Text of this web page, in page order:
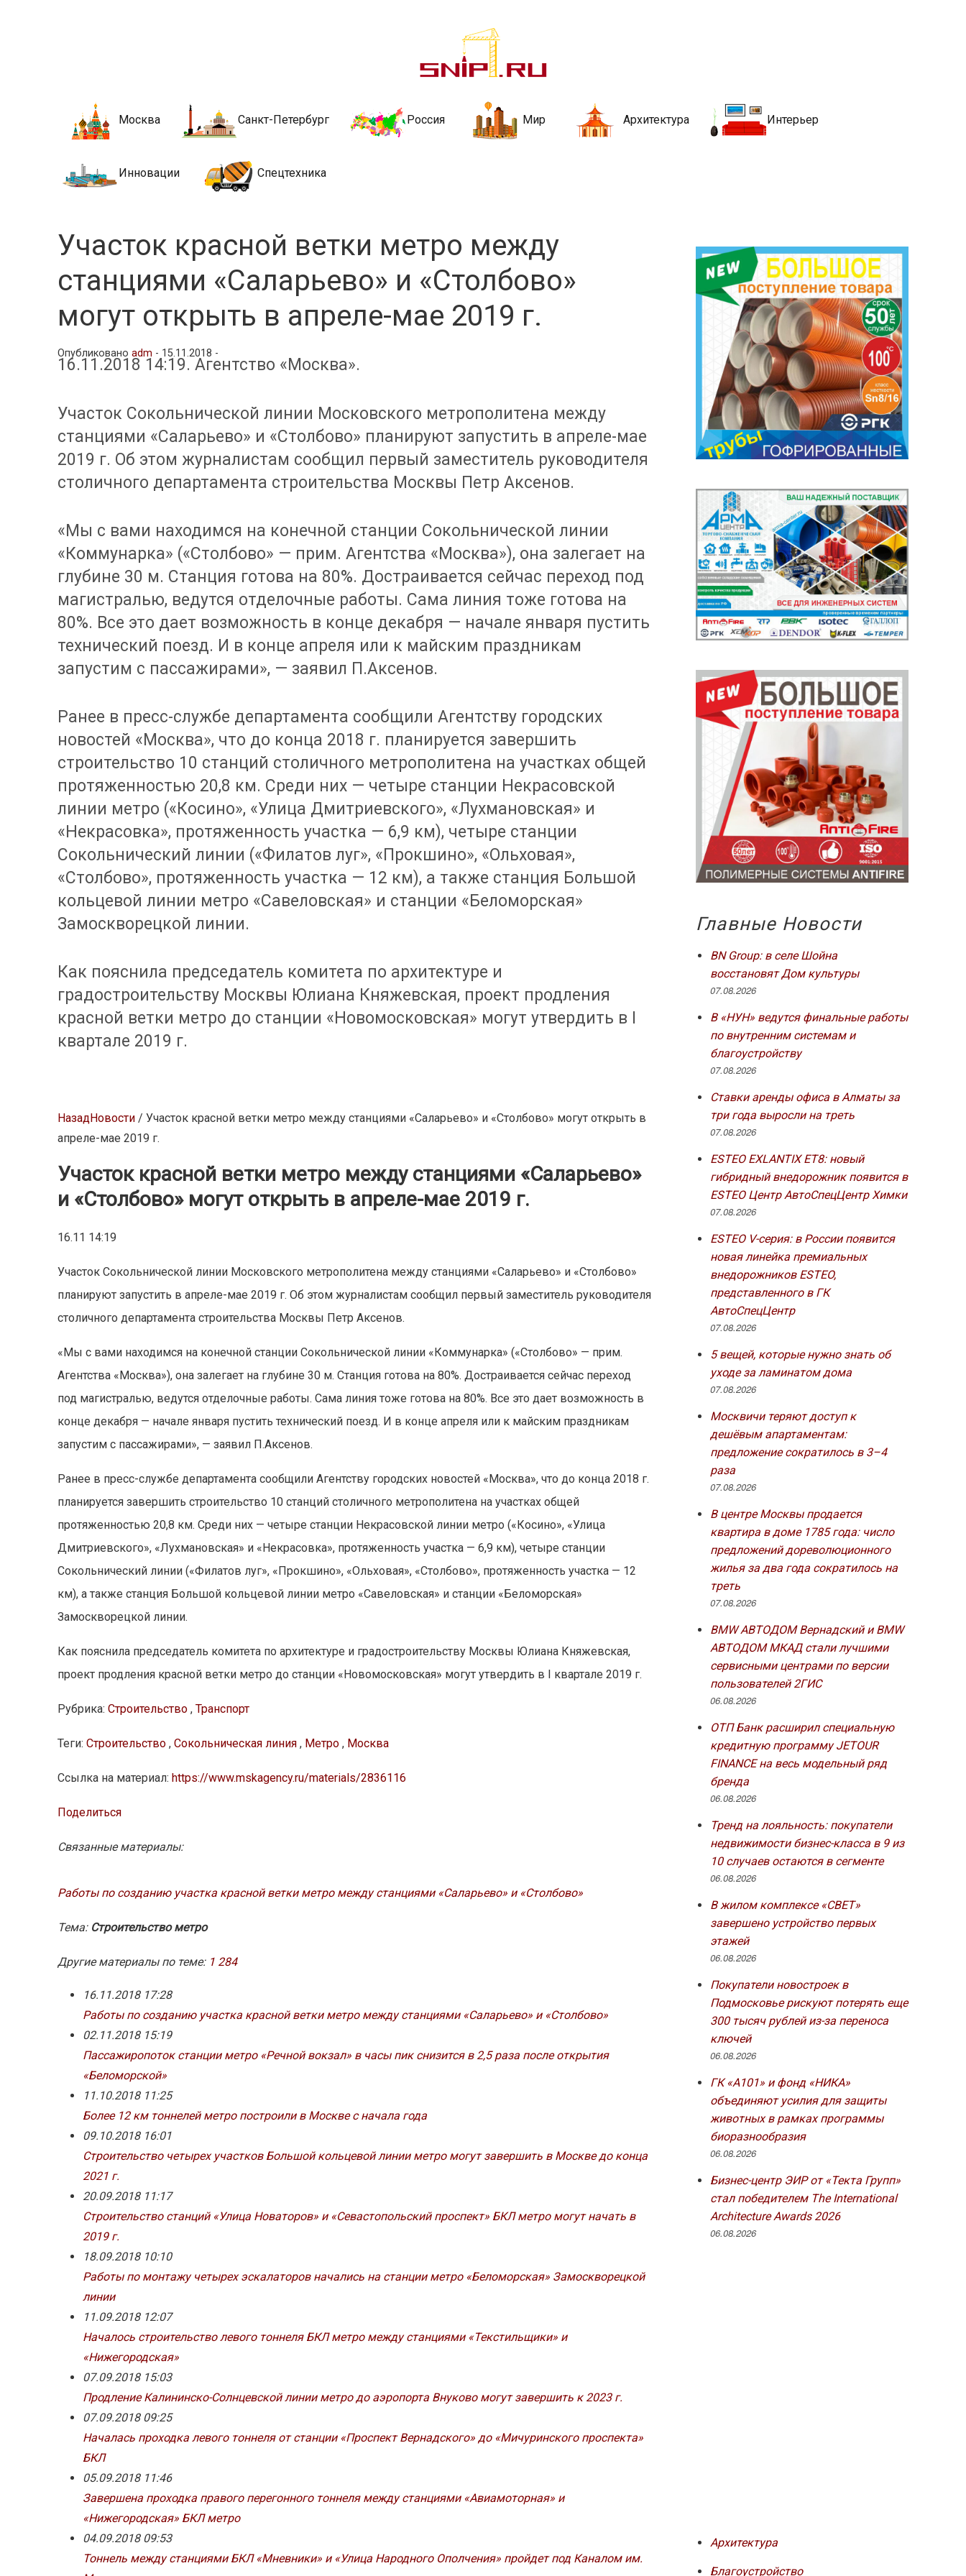
Новости строительства и недвижимости
стройкой рубрики
Москва Санкт-Петербург Россия Мир Архитектура Интерьер
Инновации Спецтехника
Участок красной ветки метро между
станциями «Саларьево» и «Столбово»
могут открыть в апреле-мае 2019 г.
Опубликованоadm - 15.11.2018 -
16.11.2018 14:19. Агентство «Москва».
Участок Сокольнической линии Московского метрополитена между
станциями «Саларьево» и «Столбово» планируют запустить в апреле-мае
2019 г. Об этом журналистам сообщил первый заместитель руководителя
столичного департамента строительства Москвы Петр Аксенов.
«Мы с вами находимся на конечной станции Сокольнической линии
«Коммунарка» («Столбово» — прим. Агентства «Москва»), она залегает на
глубине 30 м. Станция готова на 80%. Достраивается сейчас переход под
магистралью, ведутся отделочные работы. Сама линия тоже готова на
80%. Все это дает возможность в конце декабря — начале января пустить
технический поезд. И в конце апреля или к майским праздникам
запустим с пассажирами», — заявил П.Аксенов.
Ранее в пресс-службе департамента сообщили Агентству городских
новостей «Москва», что до конца 2018 г. планируется завершить
строительство 10 станций столичного метрополитена на участках общей
протяженностью 20,8 км. Среди них — четыре станции Некрасовской
линии метро («Косино», «Улица Дмитриевского», «Лухмановская» и
«Некрасовка», протяженность участка — 6,9 км), четыре станции
Сокольнический линии («Филатов луг», «Прокшино», «Ольховая»,
«Столбово», протяженность участка — 12 км), а также станция Большой
кольцевой линии метро «Савеловская» и станции «Беломорская»
Замоскворецкой линии.
Как пояснила председатель комитета по архитектуре и
градостроительству Москвы Юлиана Княжевская, проект продления
красной ветки метро до станции «Новомосковская» могут утвердить в I
квартале 2019 г.
НазадНовости / Участок красной ветки метро между станциями «Саларьево» и «Столбово» могут открыть в
апреле-мае 2019 г.
Участок красной ветки метро между станциями «Саларьево»
и «Столбово» могут открыть в апреле-мае 2019 г.
16.11 14:19
Участок Сокольнической линии Московского метрополитена между станциями «Саларьево» и «Столбово»
планируют запустить в апреле-мае 2019 г. Об этом журналистам сообщил первый заместитель руководителя
столичного департамента строительства Москвы Петр Аксенов.
«Мы с вами находимся на конечной станции Сокольнической линии «Коммунарка» («Столбово» — прим.
Агентства «Москва»), она залегает на глубине 30 м. Станция готова на 80%. Достраивается сейчас переход
под магистралью, ведутся отделочные работы. Сама линия тоже готова на 80%. Все это дает возможность в
конце декабря — начале января пустить технический поезд. И в конце апреля или к майским праздникам
запустим с пассажирами», — заявил П.Аксенов.
Ранее в пресс-службе департамента сообщили Агентству городских новостей «Москва», что до конца 2018 г.
планируется завершить строительство 10 станций столичного метрополитена на участках общей
протяженностью 20,8 км. Среди них — четыре станции Некрасовской линии метро («Косино», «Улица
Дмитриевского», «Лухмановская» и «Некрасовка», протяженность участка — 6,9 км), четыре станции
Сокольнический линии («Филатов луг», «Прокшино», «Ольховая», «Столбово», протяженность участка — 12
км), а также станция Большой кольцевой линии метро «Савеловская» и станции «Беломорская»
Замоскворецкой линии.
Как пояснила председатель комитета по архитектуре и градостроительству Москвы Юлиана Княжевская,
проект продления красной ветки метро до станции «Новомосковская» могут утвердить в I квартале 2019 г.
Рубрика:Строительство ,Транспорт
Теги:Строительство ,Сокольническая линия , Метро , Москва
Ссылка на материал:https://www.mskagency.ru/materials/2836116
Поделиться
Связанные материалы:
Работы по созданию участка красной ветки метро между станциями «Саларьево» и «Столбово»
Тема: Строительство метро
Другие материалы по теме: 1 284
16.11.2018 17:28
Работы по созданию участка красной ветки метро между станциями «Саларьево» и «Столбово»
02.11.2018 15:19
Пассажиропоток станции метро «Речной вокзал» в часы пик снизится в 2,5 раза после открытия
«Беломорской»
11.10.2018 11:25
Более 12 км тоннелей метро построили в Москве с начала года
09.10.2018 16:01
Строительство четырех участков Большой кольцевой линии метро могут завершить в Москве до конца
2021 г.
20.09.2018 11:17
Строительство станций «Улица Новаторов» и «Севастопольский проспект» БКЛ метро могут начать в
2019 г.
18.09.2018 10:10
Работы по монтажу четырех эскалаторов начались на станции метро «Беломорская» Замоскворецкой
линии
11.09.2018 12:07
Началось строительство левого тоннеля БКЛ метро между станциями «Текстильщики» и
«Нижегородская»
07.09.2018 15:03
Продление Калининско-Солнцевской линии метро до аэропорта Внуково могут завершить к 2023 г.
07.09.2018 09:25
Началась проходка левого тоннеля от станции «Проспект Вернадского» до «Мичуринского проспекта»
БКЛ
05.09.2018 11:46
Завершена проходка правого перегонного тоннеля между станциями «Авиамоторная» и
«Нижегородская» БКЛ метро
04.09.2018 09:53
Тоннель между станциями БКЛ «Мневники» и «Улица Народного Ополчения» пройдет под Каналом им.
Главные Новости
BN Group: в селе Шойна
восстановят Дом культуры
07.08.2026
В «НУН» ведутся финальные работы
по внутренним системам и
благоустройству
07.08.2026
Ставки аренды офиса в Алматы за
три года выросли на треть
07.08.2026
ESTEO EXLANTIX ET8: новый
гибридный внедорожник появится в
ESTEO Центр АвтоСпецЦентр Химки
07.08.2026
ESTEO V-серия: в России появится
новая линейка премиальных
внедорожников ESTEO,
представленного в ГК
АвтоСпецЦентр
07.08.2026
5 вещей, которые нужно знать об
уходе за ламинатом дома
07.08.2026
Москвичи теряют доступ к
дешёвым апартаментам:
предложение сократилось в 3–4
раза
07.08.2026
В центре Москвы продается
квартира в доме 1785 года: число
предложений дореволюционного
жилья за два года сократилось на
треть
07.08.2026
BMW АВТОДОМ Вернадский и BMW
АВТОДОМ МКАД стали лучшими
сервисными центрами по версии
пользователей 2ГИС
06.08.2026
ОТП Банк расширил специальную
кредитную программу JETOUR
FINANCE на весь модельный ряд
бренда
06.08.2026
Тренд на лояльность: покупатели
недвижимости бизнес-класса в 9 из
10 случаев остаются в сегменте
06.08.2026
В жилом комплексе «СВЕТ»
завершено устройство первых
этажей
06.08.2026
Покупатели новостроек в
Подмосковье рискуют потерять еще
300 тысяч рублей из-за переноса
ключей
06.08.2026
ГК «А101» и фонд «НИКА»
объединяют усилия для защиты
животных в рамках программы
биоразнообразия
06.08.2026
Бизнес-центр ЭИР от «Текта Групп»
стал победителем The International
Architecture Awards 2026
06.08.2026
Архитектура
Благоустройство